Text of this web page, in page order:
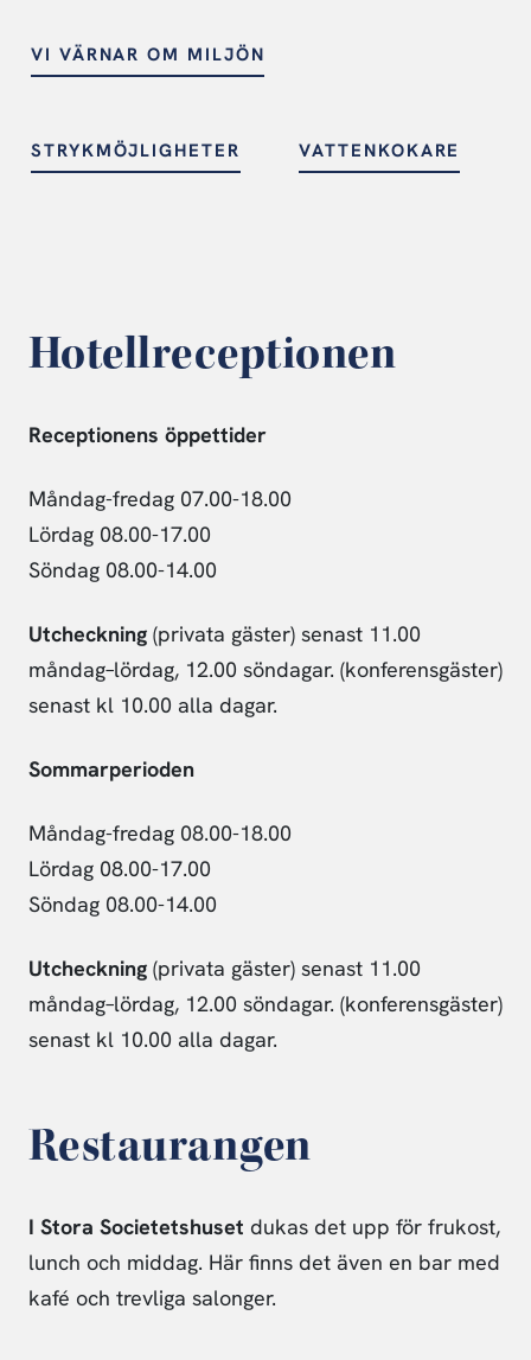
VI VÄRNAR OM MILJÖN
STRYKMÖJLIGHETER VATTENKOKARE
Hotellreceptionen
Receptionens öppettider
Måndag-fredag 07.00-18.00
Lördag 08.00-17.00
Söndag 08.00-14.00
Utcheckning (privata gäster) senast 11.00
måndag–lördag, 12.00 söndagar. (konferensgäster)
senast kl 10.00 alla dagar.
Sommarperioden
Måndag-fredag 08.00-18.00
Lördag 08.00-17.00
Söndag 08.00-14.00
Utcheckning (privata gäster) senast 11.00
måndag–lördag, 12.00 söndagar. (konferensgäster)
senast kl 10.00 alla dagar.
Restaurangen
I Stora Societetshuset dukas det upp för frukost,
lunch och middag. Här finns det även en bar med
kafé och trevliga salonger.